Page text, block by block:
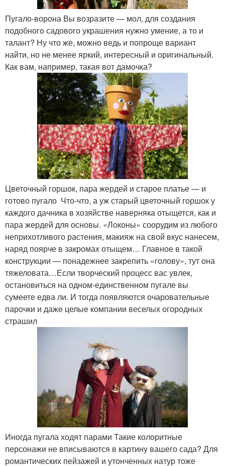
Пугало-ворона Вы возразите — мол, для создания
подобного садового украшения нужно умение, а то и
талант? Ну что же, можно ведь и попроще вариант
найти, но не менее яркий, интересный и оригинальный.
Как вам, например, такая вот дамочка?
Цветочный горшок, пара жердей и старое платье — и
готово пугало Что-что, а уж старый цветочный горшок у
каждого дачника в хозяйстве наверняка отыщется, как и
пара жердей для основы. «Локоны» соорудим из любого
неприхотливого растения, макияж на свой вкус нанесем,
наряд поярче в закромах отыщем… Главное в такой
конструкции — понадежнее закрепить «голову», тут она
тяжеловата…Если творческий процесс вас увлек,
остановиться на одном-единственном пугале вы
сумеете едва ли. И тогда появляются очаровательные
парочки и даже целые компании веселых огородных
страшил
Иногда пугала ходят парами Такие колоритные
персонажи не вписываются в картину вашего сада? Для
романтических пейзажей и утонченных натур тоже